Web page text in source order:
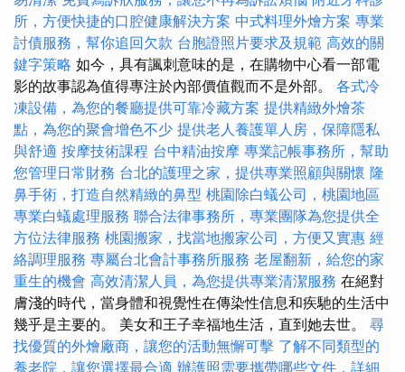
所，方便快捷的口腔健康解決方案 中式料理外燴方案 專業
討債服務，幫你追回欠款 台胞證照片要求及規範 高效的關
鍵字策略 如今，具有諷刺意味的是，在購物中心看一部電
影的故事認為值得專注於內部價值觀而不是外部。 各式冷
凍設備，為您的餐廳提供可靠冷藏方案 提供精緻外燴茶
點，為您的聚會增色不少 提供老人養護單人房，保障隱私
與舒適 按摩技術課程 台中精油按摩 專業記帳事務所，幫助
您管理日常財務 台北的護理之家，提供專業照顧與關懷 隆
鼻手術，打造自然精緻的鼻型 桃園除白蟻公司，桃園地區
專業白蟻處理服務 聯合法律事務所，專業團隊為您提供全
方位法律服務 桃園搬家，找當地搬家公司，方便又實惠 經
絡調理服務 專屬台北會計事務所服務 老屋翻新，給您的家
重生的機會 高效清潔人員，為您提供專業清潔服務 在絕對
膚淺的時代，當身體和視覺性在傳染性信息和疾馳的生活中
幾乎是主要的。 美女和王子幸福地生活，直到她去世。 尋
找優質的外燴廠商，讓您的活動無懈可擊 了解不同類型的
養老院，讓您選擇最合適 辦護照需要攜帶哪些文件，詳細